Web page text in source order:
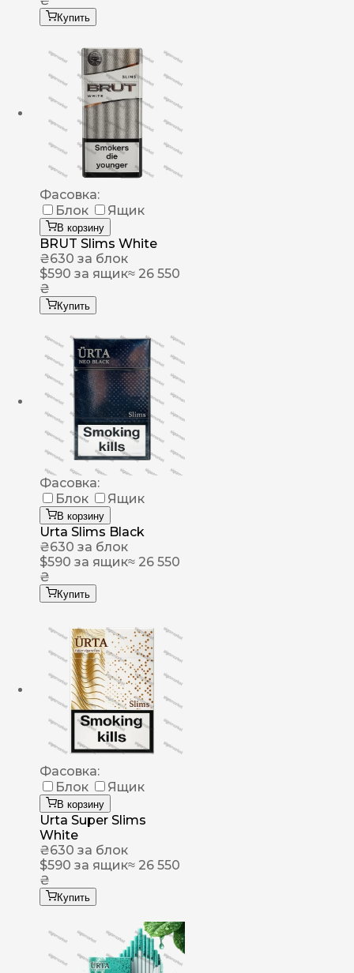
Купить
Фасовка:
Блок
Ящик
В корзину
BRUT Slims White
₴630 за блок
$590 за ящик≈ 26 550
₴
Купить
Фасовка:
Блок
Ящик
В корзину
Urta Slims Black
₴630 за блок
$590 за ящик≈ 26 550
₴
Купить
Фасовка:
Блок
Ящик
В корзину
Urta Super Slims
White
₴630 за блок
$590 за ящик≈ 26 550
₴
Купить